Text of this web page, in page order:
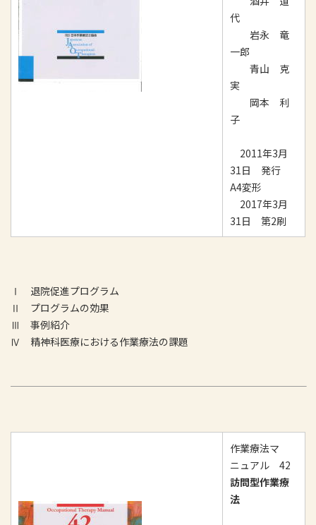
代
岩永 竜
一郎
青山 克
実
岡本 利
子
2011年3月
31日 発行
A4変形
2017年3月
31日 第2刷
Ⅰ 退院促進プログラム
Ⅱ プログラムの効果
Ⅲ 事例紹介
Ⅳ 精神科医療における作業療法の課題
作業療法マ
ニュアル 42
訪問型作業療
法